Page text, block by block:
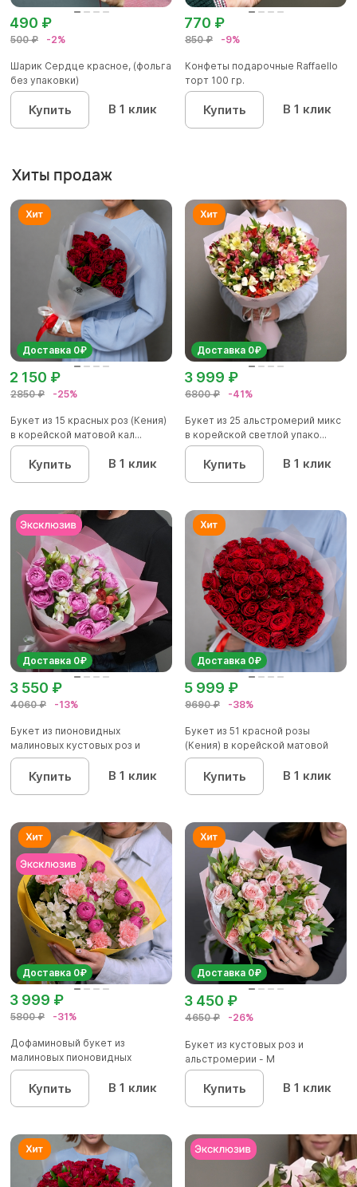
500 ₽ -2%
490 ₽
Шарик Сердце красное, (фольга
без упаковки)
Купить В 1 клик
850 ₽ -9%
770 ₽
Конфеты подарочные Raffaello
торт 100 гр.
Купить В 1 клик
Хиты продаж
Доставка 0₽
2850 ₽ -25%
2 150 ₽
Букет из 15 красных роз (Кения)
в корейской матовой кал...
Купить В 1 клик
Доставка 0₽
6800 ₽ -41%
3 999 ₽
Букет из 25 альстромерий микс
в корейской светлой упако...
Купить В 1 клик
Доставка 0₽
4060 ₽ -13%
3 550 ₽
Букет из пионовидных
малиновых кустовых роз и
альстроме...
Купить В 1 клик
Доставка 0₽
9690 ₽ -38%
5 999 ₽
Букет из 51 красной розы
(Кения) в корейской матовой
уп...
Купить В 1 клик
Доставка 0₽
5800 ₽ -31%
3 999 ₽
Дофаминовый букет из
малиновых пионовидных
кустовых роз...
Купить В 1 клик
Доставка 0₽
4650 ₽ -26%
3 450 ₽
Букет из кустовых роз и
альстромерии - М
Купить В 1 клик